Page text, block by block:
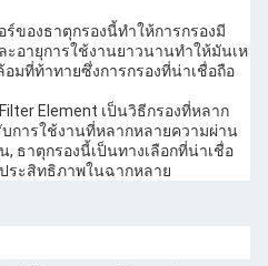
ของธาตุกรองนี้ทําให้การกรองมี
ะอายุการใช้งานยาวนานทําให้มันเห
มที่ท้าทายซึ่งการกรองที่น่าเชื่อถือ
Element เป็นวิธีกรองที่หลาก
การใช้งานที่หลากหลายความผ่าน
ธาตุกรองนี้เป็นทางเลือกที่น่าเชื่อ
ระสิทธิภาพในฉากหลาย